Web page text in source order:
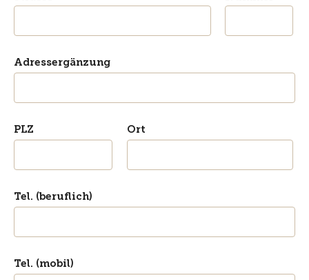
Adressergänzung
PLZ Ort
Tel. (beruflich)
Tel. (mobil)